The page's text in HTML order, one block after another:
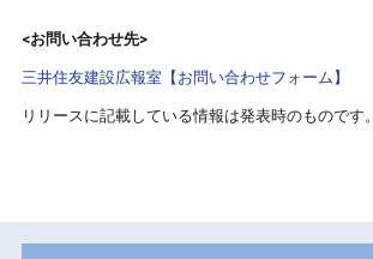
<お問い合わせ先>
三井住友建設広報室【お問い合わせフォーム】
リリースに記載している情報は発表時のものです。